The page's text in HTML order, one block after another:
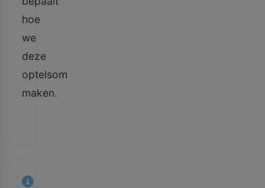
hoe
we
deze
optelsom
maken.